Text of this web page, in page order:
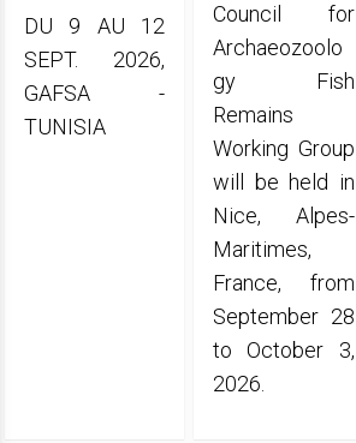
DU 9 AU 12
SEPT. 2026,
GAFSA -
TUNISIA
Council for
Archaeozoolo
gy Fish
Remains
Working Group
will be held in
Nice, Alpes-
Maritimes,
France, from
September 28
to October 3,
2026.